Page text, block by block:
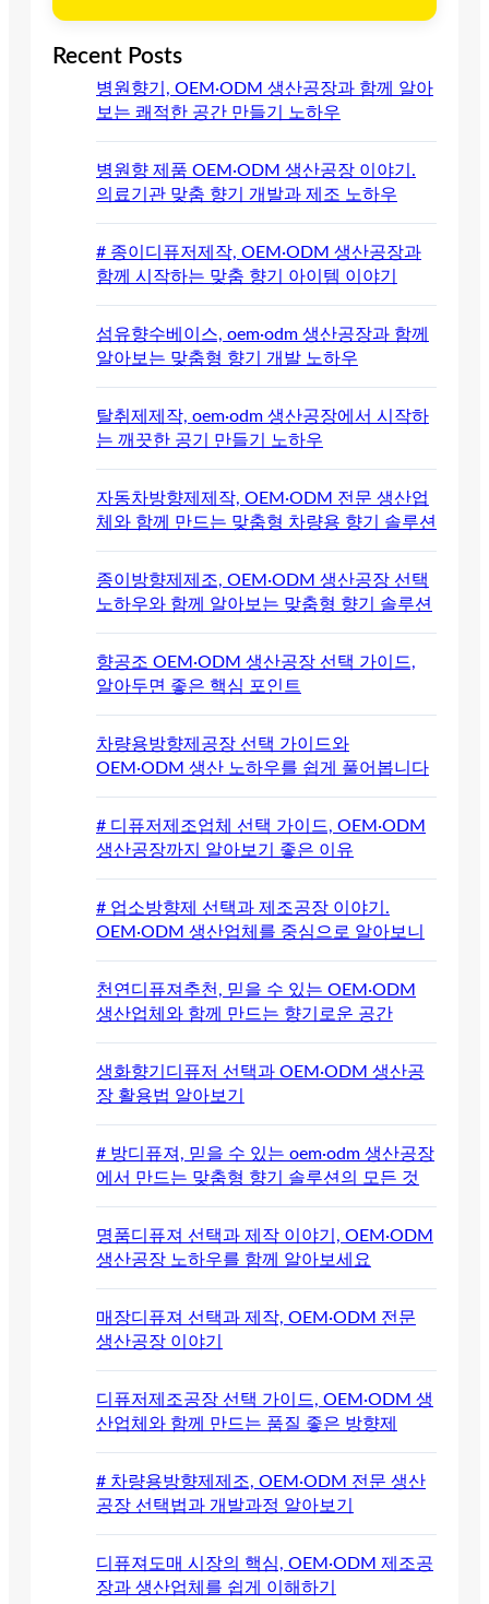
Recent Posts
병원향기, OEM·ODM 생산공장과 함께 알아
보는 쾌적한 공간 만들기 노하우
병원향 제품 OEM·ODM 생산공장 이야기.
의료기관 맞춤 향기 개발과 제조 노하우
# 종이디퓨저제작, OEM·ODM 생산공장과
함께 시작하는 맞춤 향기 아이템 이야기
섬유향수베이스, oem·odm 생산공장과 함께
알아보는 맞춤형 향기 개발 노하우
탈취제제작, oem·odm 생산공장에서 시작하
는 깨끗한 공기 만들기 노하우
자동차방향제제작, OEM·ODM 전문 생산업
체와 함께 만드는 맞춤형 차량용 향기 솔루션
종이방향제제조, OEM·ODM 생산공장 선택
노하우와 함께 알아보는 맞춤형 향기 솔루션
향공조 OEM·ODM 생산공장 선택 가이드,
알아두면 좋은 핵심 포인트
차량용방향제공장 선택 가이드와
OEM·ODM 생산 노하우를 쉽게 풀어봅니다
# 디퓨저제조업체 선택 가이드, OEM·ODM
생산공장까지 알아보기 좋은 이유
# 업소방향제 선택과 제조공장 이야기.
OEM·ODM 생산업체를 중심으로 알아보니
천연디퓨져추천, 믿을 수 있는 OEM·ODM
생산업체와 함께 만드는 향기로운 공간
생화향기디퓨저 선택과 OEM·ODM 생산공
장 활용법 알아보기
# 방디퓨져, 믿을 수 있는 oem·odm 생산공장
에서 만드는 맞춤형 향기 솔루션의 모든 것
명품디퓨져 선택과 제작 이야기, OEM·ODM
생산공장 노하우를 함께 알아보세요
매장디퓨져 선택과 제작, OEM·ODM 전문
생산공장 이야기
디퓨저제조공장 선택 가이드, OEM·ODM 생
산업체와 함께 만드는 품질 좋은 방향제
# 차량용방향제제조, OEM·ODM 전문 생산
공장 선택법과 개발과정 알아보기
디퓨져도매 시장의 핵심, OEM·ODM 제조공
장과 생산업체를 쉽게 이해하기